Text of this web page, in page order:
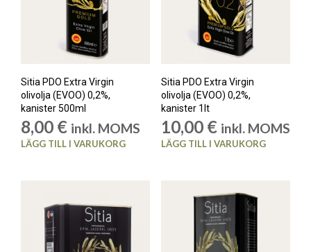
Sitia PDO Extra Virgin
olivolja (EVOO) 0,2%,
kanister 500ml
8,00 € inkl. MOMS
LÄGG TILL I VARUKORG
Sitia PDO Extra Virgin
olivolja (EVOO) 0,2%,
kanister 1lt
10,00 € inkl. MOMS
LÄGG TILL I VARUKORG